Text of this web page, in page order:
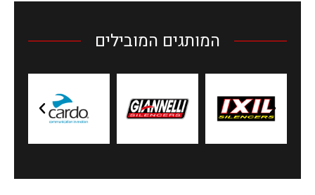
המותגים המובילים